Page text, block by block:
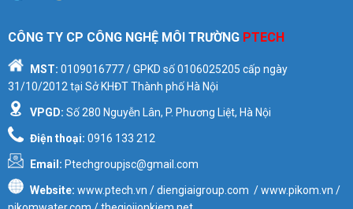
CÔNG TY CP CÔNG NGHỆ MÔI TRƯỜNG PTECH
MST: 0109016777/ GPKD số0106025205 cấp ngày
31/10/2012 tại Sở KHĐT Thành phố Hà Nội
VPGD: Số 280 Nguyễn Lân, P. Phương Liệt, Hà Nội
Điện thoại: 0916 133 212
Email: Ptechgroupjsc@gmail.com
Website: www.ptech.vn / diengiaigroup.com / www.pikom.vn /